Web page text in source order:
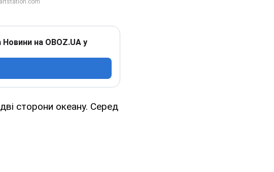
на OBOZ.UA у
сторони океану. Серед